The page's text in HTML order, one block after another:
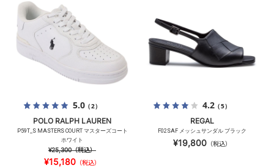
5.0（2）
POLO RALPH LAUREN
P59T_S MASTERS COURT マスターズコート
ホワイト
¥25,300（税込）
¥15,180 （税込）
4.2（5）
REGAL
F02SAF メッシュサンダル ブラック
¥19,800（税込）